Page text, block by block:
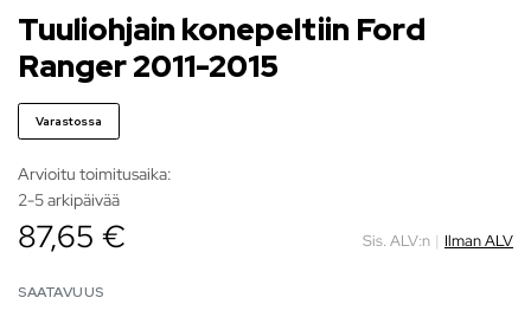
Tuuliohjain konepeltiin Ford
Ranger 2011-2015
Varastossa
Arvioitu toimitusaika:
2-5 arkipäivää
87,65 € Sis. ALV:n | Ilman ALV
SAATAVUUS